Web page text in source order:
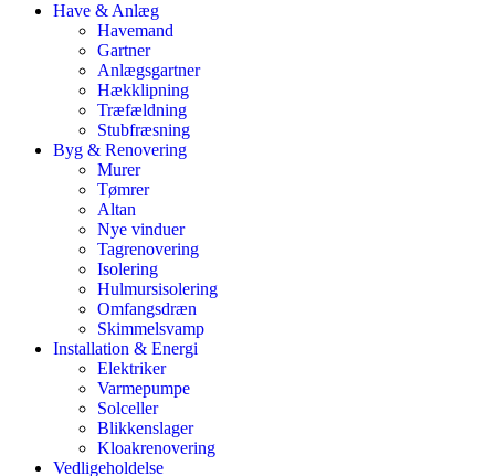
Have & Anlæg
Havemand
Gartner
Anlægsgartner
Hækklipning
Træfældning
Stubfræsning
Byg & Renovering
Murer
Tømrer
Altan
Nye vinduer
Tagrenovering
Isolering
Hulmursisolering
Omfangsdræn
Skimmelsvamp
Installation & Energi
Elektriker
Varmepumpe
Solceller
Blikkenslager
Kloakrenovering
Vedligeholdelse